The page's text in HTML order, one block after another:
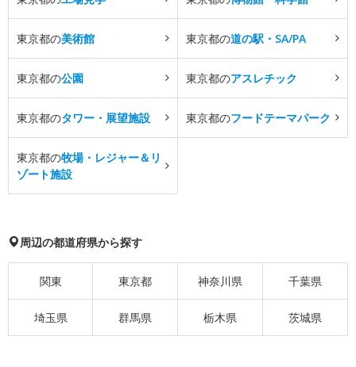
東京都の美術館 東京都の道の駅・SA/PA
東京都の公園 東京都のアスレチック
東京都のタワー・展望施設 東京都のフードテーマパーク
東京都の牧場・レジャー＆リ
ゾート施設
周辺の都道府県から探す
関東 東京都 神奈川県 千葉県
埼玉県 群馬県 栃木県 茨城県